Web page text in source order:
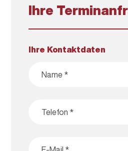
Ihre
Ihre Kontaktdaten